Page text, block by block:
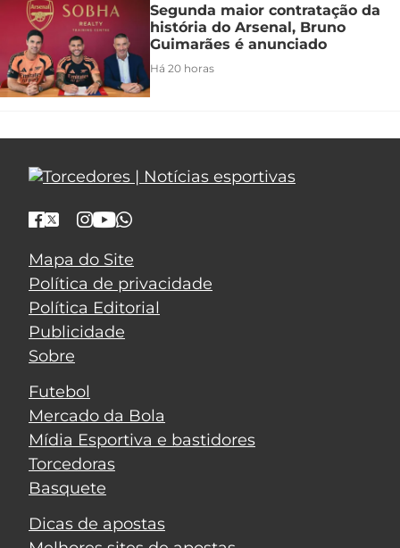
Segunda maior contratação da
história do Arsenal, Bruno
Guimarães é anunciado
Há 20 horas
Mapa do Site
Política de privacidade
Política Editorial
Publicidade
Sobre
Futebol
Mercado da Bola
Mídia Esportiva e bastidores
Torcedoras
Basquete
Dicas de apostas